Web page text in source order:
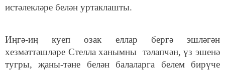
истәлекләре белән уртаклашты.
Иңгә-иң куеп озак еллар бергә эшләгән
хезмәттәшләре Стелла ханымны тәлапчән, үз эшенә
тугры, җаны-тәне белән балаларга белем бирүче